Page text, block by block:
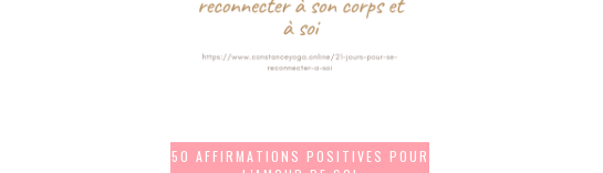
50 AFFIRMATIONS POSITIVES POUR